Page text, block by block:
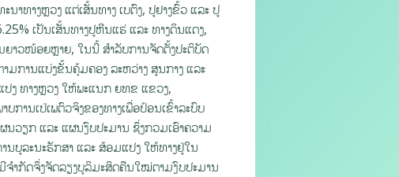
າທາງຫຼວງ ແຕ່ເສັ້ນທາງ ເບຕົງ, ປູຢາງຂົ້ວ ແລະ ປູ
ເປັນເສັ້ນທາງປູຫີນແຮ່ ແລະ ທາງດິນແດງ,
າວໜ້ອຍຫຼາຍ, ໃນນີ້ ສຳລັບການຈັດຕັ້ງປະຕິບັດ
ມການແບ່ງຂັ້ນຄຸ້ມຄອງ ລະຫວ່າງ ສູນກາງ ແລະ
ງ ທາງຫຼວງ ໃຫ້ພະແນກ ຍທຂ ແຂວງ,
ານເປ່ເພຕົວຈິງຂອງທາງເພື່ອປ້ອນເຂົ້າລະບົບ
ນວຽກ ແລະ ແຜນງົບປະມານ ຊຶ່ງກວມເອົາຄວາມ
ບູລະນະຮັກສາ ແລະ ສ້ອມແປງ ໃຫ້ທາງຢູ່ໃນ
ຈໍາກັດຈຶ່ງຈັດລຽງບູລິມະສິດຄືນໃໝ່ຕາມງົບປະມານ